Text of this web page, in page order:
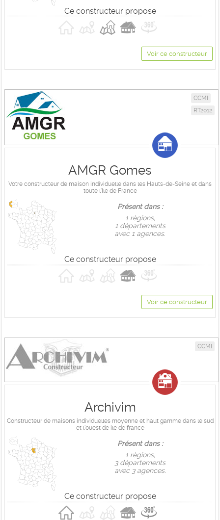
Ce constructeur propose
Voir ce constructeur
CCMI
RT2012
AMGR Gomes
Votre constructeur de maison individuelle dans les Hauts-de-Seine et dans
toute l'Ile de France
Présent dans :
1 règions,
1 départements
avec 1 agences.
Ce constructeur propose
Voir ce constructeur
CCMI
Archivim
Constructeur de maisons individuelles moyenne et haut gamme dans le sud
et l'ouest de ile de france
Présent dans :
1 règions,
3 départements
avec 3 agences.
Ce constructeur propose